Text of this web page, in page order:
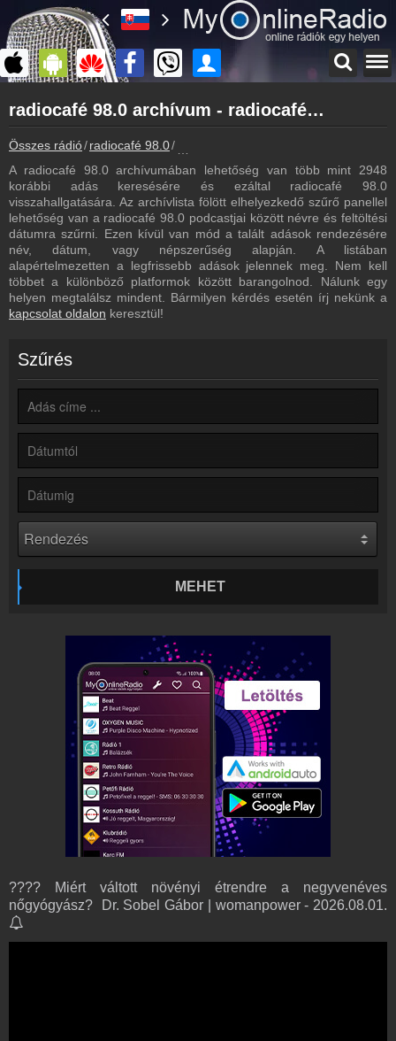
myonlineradio.hu
radiocafé 98.0
Vissza a radiocafé 98.0 oldalára
Bejelentkezés
Hozz létre saját fiókot!
Most szól
Tudd meg mi szólt eddig
Műsorújság
radiocafé 98.0 műsorai
Hírek
Kapcsolat
Írj nekünk!
Partnerek
Rádiós partnerek
Ágyazd be weboldaladba
Készítés lépésről lépésre
radiocafé 98.0 archívum - radiocafé 98.0 podcasts - radiocafé 98.0 visszahallgatás
Összes rádió radiocafé 98.0
A radiocafé 98.0 archívumában lehetőség van több mint 2948
korábbi adás keresésére és ezáltal radiocafé 98.0
visszahallgatására. Az archívlista fölött elhelyezkedő szűrő panellel
lehetőség van a radiocafé 98.0 podcastjai között névre és feltöltési
dátumra szűrni. Ezen kívül van mód a talált adások rendezésére
név, dátum, vagy népszerűség alapján. A listában
alapértelmezetten a legfrissebb adások jelennek meg. Nem kell
többet a különböző platformok között barangolnod. Nálunk egy
helyen megtalálsz mindent. Bármilyen kérdés esetén írj nekünk a
kapcsolat oldalon keresztül!
Szűrés
MEHET
???? Miért váltott növényi étrendre a negyvenéves
nőgyógyász? ️ Dr. Sobel Gábor | womanpower - 2026.08.01.